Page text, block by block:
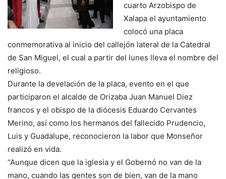
cuarto Arzobispo de
Xalapa el ayuntamiento
colocó una placa
conmemorativa al inicio del callejón lateral de la Catedral
de San Miguel, el cual a partir del lunes lleva el nombre del
religioso.
Durante la develación de la placa, evento en el que
participaron el alcalde de Orizaba Juan Manuel Diez
francos y el obispo de la diócesis Eduardo Cervantes
Merino, así como los hermanos del fallecido Prudencio,
Luis y Guadalupe, reconocieron la labor que Monseñor
realizó en vida.
“Aunque dicen que la iglesia y el Gobernó no van de la
mano, cuando las gentes son de bien, van de la mano